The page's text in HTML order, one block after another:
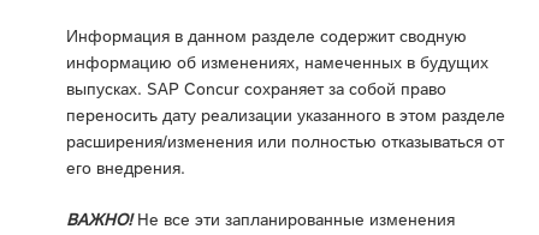
Информация в данном разделе содержит сводную
информацию об изменениях, намеченных в будущих
выпусках. SAP Concur сохраняет за собой право
переносить дату реализации указанного в этом разделе
расширения/изменения или полностью отказываться от
его внедрения.
ВАЖНО!Не все эти запланированные изменения